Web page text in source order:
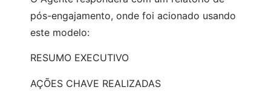
pós-engajamento, onde foi acionado usando
este modelo:
RESUMO EXECUTIVO
AÇÕES CHAVE REALIZADAS